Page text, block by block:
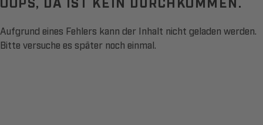
Aufgrund eines Fehlers kann der Inhalt nicht geladen werden.
Bitte versuche es später noch einmal.